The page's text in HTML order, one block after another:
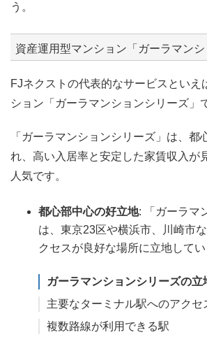
う。
資産運用型マンション「ガーラマンシ
FJネクストの代表的なサービスといえ
ション「ガーラマンションシリーズ」
「ガーラマンションシリーズ」は、都
れ、高い入居率と安定した家賃収入が
人気です。
都心部中心の好立地: 「ガーラマ
は、東京23区や横浜市、川崎市
クセスが良好な場所に立地してい
ガーラマンションシリーズの立
主要なターミナル駅へのアクセ
複数路線が利用できる駅